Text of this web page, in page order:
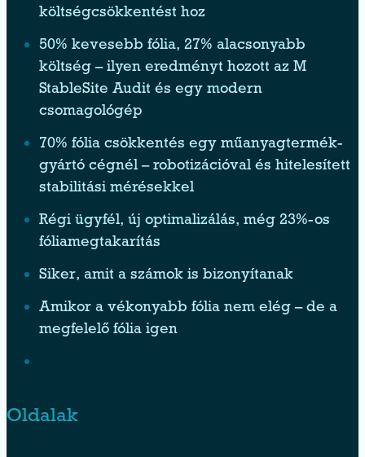
költségcsökkentést hoz
50% kevesebb fólia, 27% alacsonyabb
költség – ilyen eredményt hozott az M
StableSite Audit és egy modern
csomagológép
70% fólia csökkentés egy műanyagtermék-
gyártó cégnél – robotizációval és hitelesített
stabilitási mérésekkel
Régi ügyfél, új optimalizálás, még 23%-os
fóliamegtakarítás
Siker, amit a számok is bizonyítanak
Amikor a vékonyabb fólia nem elég – de a
megfelelő fólia igen
Oldalak